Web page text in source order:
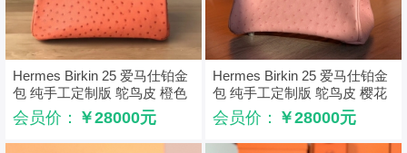
Hermes Birkin 25 爱马仕铂金
包 纯手工定制版 鸵鸟皮 橙色
会员价： ￥28000元
Hermes Birkin 25 爱马仕铂金
包 纯手工定制版 鸵鸟皮 樱花
粉
会员价： ￥28000元